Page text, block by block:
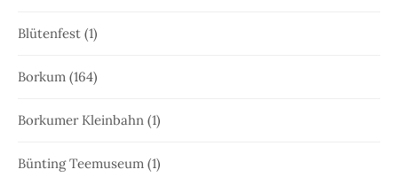
Blütenfest (1)
Borkum (164)
Borkumer Kleinbahn (1)
Bünting Teemuseum (1)